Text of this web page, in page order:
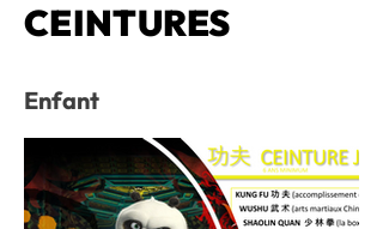
CEINTURES
Enfant